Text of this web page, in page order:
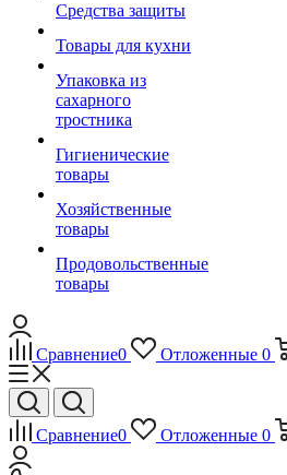
Средства защиты
Товары для кухни
Упаковка из
сахарного
тростника
Гигиенические
товары
Хозяйственные
товары
Продовольственные
товары
Сравнение0 Отложенные 0
Сравнение0 Отложенные 0